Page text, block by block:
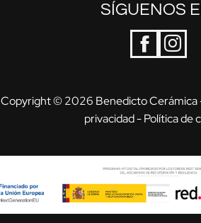
SÍGUENOS
Copyright © 2026 Benedicto Cerámica
privacidad-Política de